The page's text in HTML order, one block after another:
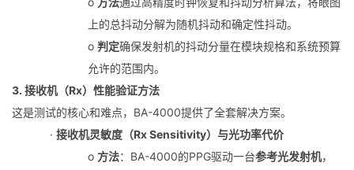
上的总抖动分解为随机抖动和确定性抖动。
o 判定确保发射机的抖动分量在模块规格和系统预算
允许的范围内。
3. 接收机（Rx）性能验证方法
这是测试的核心和难点，BA-4000提供了全套解决方案。
· 接收机灵敏度（Rx Sensitivity）与光功率代价
o 方法：BA-4000的PPG驱动一台参考光发射机，